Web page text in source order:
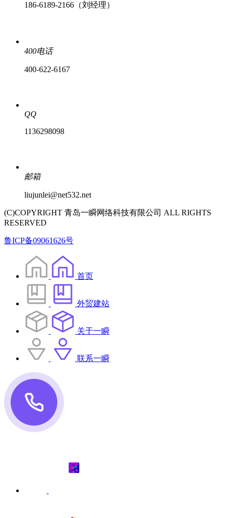
186-6189-2166（刘经理）
400电话
400-622-6167
QQ
1136298098
邮箱
liujunlei@net532.net
(C)COPYRIGHT 青岛一瞬网络科技有限公司 ALL RIGHTS
RESERVED
鲁ICP备09061626号
首页
外贸建站
关于一瞬
联系一瞬